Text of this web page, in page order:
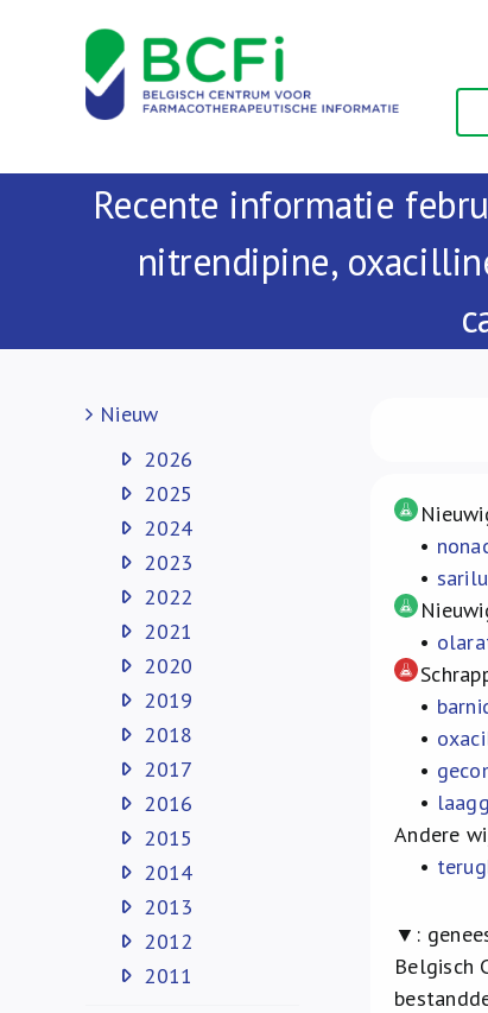
Recente informatie
nitrendipine,
•
•
•
•
•
•
•
Andere
•
▼:
Belgisch
Nieuw
2026
2025
2024
2023
2022
2021
2020
2019
2018
2017
2016
2015
2014
2013
2012
2011